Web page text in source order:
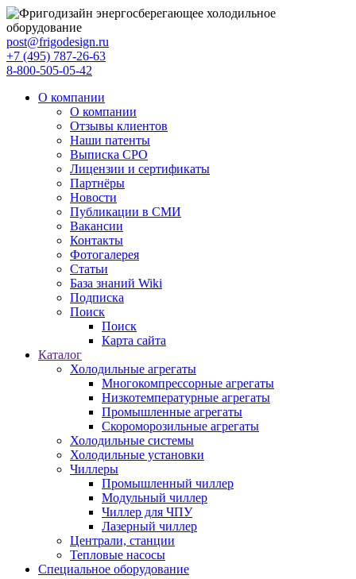
post@frigodesign.ru
+7 (495) 787-26-63
8-800-505-05-42
О компании
О компании
Отзывы клиентов
Наши патенты
Выписка СРО
Лицензии и сертификаты
Партнёры
Новости
Публикации в СМИ
Вакансии
Контакты
Фотогалерея
Статьи
База знаний Wiki
Подписка
Поиск
Поиск
Карта сайта
Каталог
Холодильные агрегаты
Многокомпрессорные агрегаты
Низкотемпературные агрегаты
Промышленные агрегаты
Скороморозильные агрегаты
Холодильные системы
Холодильные установки
Чиллеры
Промышленный чиллер
Модульный чиллер
Чиллер для ЧПУ
Лазерный чиллер
Централи, станции
Тепловые насосы
Специальное оборудование